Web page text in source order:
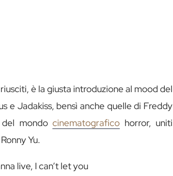
è la giusta introduzione al mood del
e Jadakiss, bensì anche quelle di Freddy
del mondocinematografico horror, uniti
Yu.
live, I can’t let you